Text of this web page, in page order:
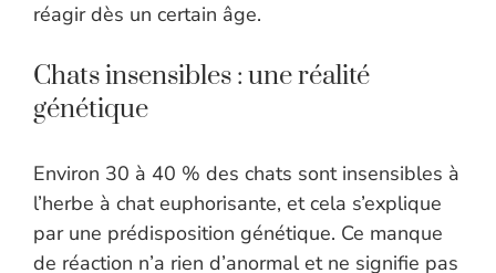
réagir dès un certain âge.
Chats insensibles : une réalité
génétique
Environ 30 à 40 % des chats sont insensibles à
l’herbe à chat euphorisante, et cela s’explique
par une prédisposition génétique. Ce manque
de réaction n’a rien d’anormal et ne signifie pas